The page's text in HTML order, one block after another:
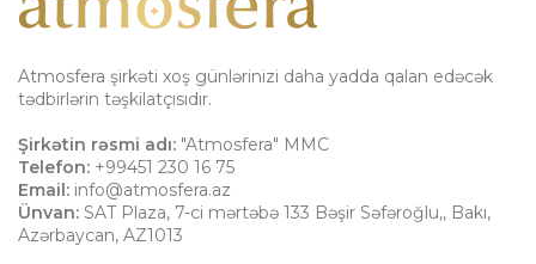
Atmosfera şirkəti xoş günlərinizi daha yadda qalan edəcək
tədbirlərin təşkilatçısıdır.
Şirkətin rəsmi adı: "Atmosfera" MMC
Telefon: +99451 230 16 75
Email: info@atmosfera.az
Ünvan: SAT Plaza, 7-ci mərtəbə 133 Bəşir Səfəroğlu,, Bakı,
Azərbaycan, AZ1013